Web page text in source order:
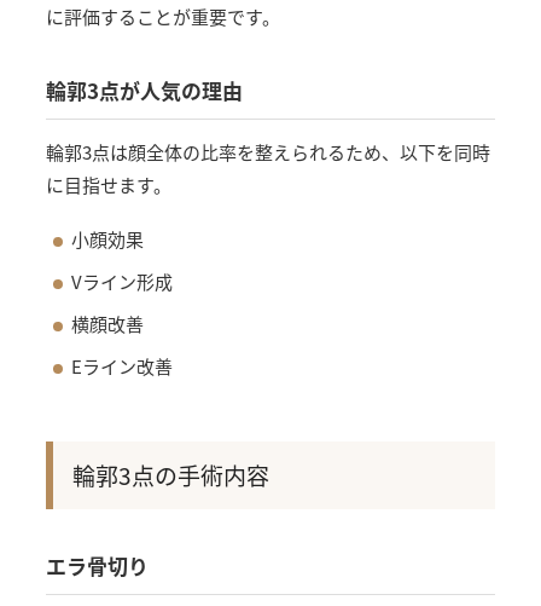
に評価することが重要です。
輪郭3点が人気の理由
輪郭3点は顔全体の比率を整えられるため、以下を同時
に目指せます。
小顔効果
Vライン形成
横顔改善
Eライン改善
輪郭3点の手術内容
エラ骨切り